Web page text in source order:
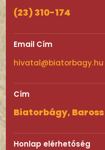
(23) 310-174
Email Cím
hivatal@biatorbagy.hu
Cím
Biatorbágy,
Honlap elérhetőség